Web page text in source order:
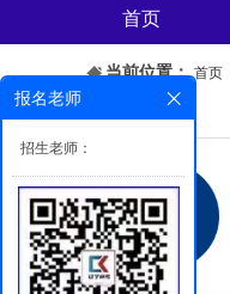
首页
当前位置： 首页
报名老师
招生老师：